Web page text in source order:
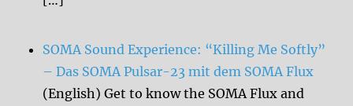
SOMA Sound Experience: “Killing Me Softly”
– Das SOMA Pulsar-23 mit dem SOMA Flux
(English) Get to know the SOMA Flux and